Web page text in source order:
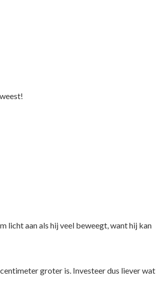
licht aan als hij veel beweegt, want hij kan
groter is. Investeer dus liever wat